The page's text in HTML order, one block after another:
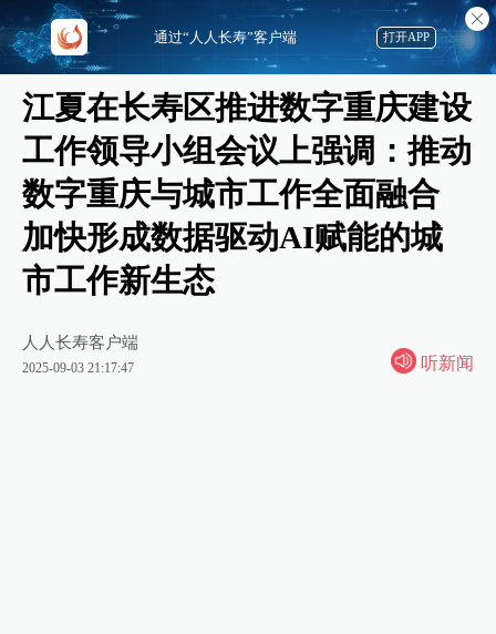
江夏在长寿区推进数字重庆建设
工作领导小组会议上强调：推动
数字重庆与城市工作全面融合
加快形成数据驱动AI赋能的城
市工作新生态
人人长寿客户端
2025-09-03 21:17:47 听新闻
通过“人人长寿”客户端 打开APP